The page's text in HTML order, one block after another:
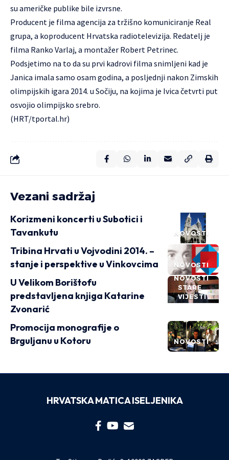
su američke publike bile izvrsne.
Producent je filma agencija za tržišno komuniciranje Real
grupa, a koproducent Hrvatska radiotelevizija. Redatelj je
filma Ranko Varlaj, a montažer Robert Petrinec.
Podsjetimo na to da su prvi kadrovi filma snimljeni kad je
Janica imala samo osam godina, a posljednji nakon Zimskih
olimpijskih igara 2014. u Sočiju, na kojima je Ivica četvrti put
osvojio olimpijsko srebro.
(HRT/tportal.hr)
Vezani sadržaj
NOVOSTI
Korizmeni koncerti u Subotici i
Tavankutu
NOVOSTI
Tribina Hrvati u Vojvodini 2014. –
stanje i perspektive u Vinkovcima
NOVOSTI
STARE
VIJESTI
U Velikom Borištofu
predstavljena knjiga Katarine
Zvonarić
NOVOSTI
Promocija monografije o
Brguljanu u Kotoru
HRVATSKA MATICA ISELJENIKA